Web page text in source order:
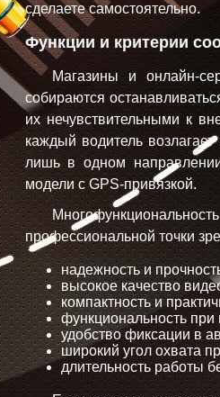
сделаете самостоятельно.
Функции и критерии
Магазины и онлайн-
собираются
их нечувствительными к
каждый водитель
лишь в одном
модели с GPS-привязкой.
профессиональной точки
надежность и
высокое качество
компактность и
функциональность
удобство фиксации в
широкий угол охвата
длительность работы